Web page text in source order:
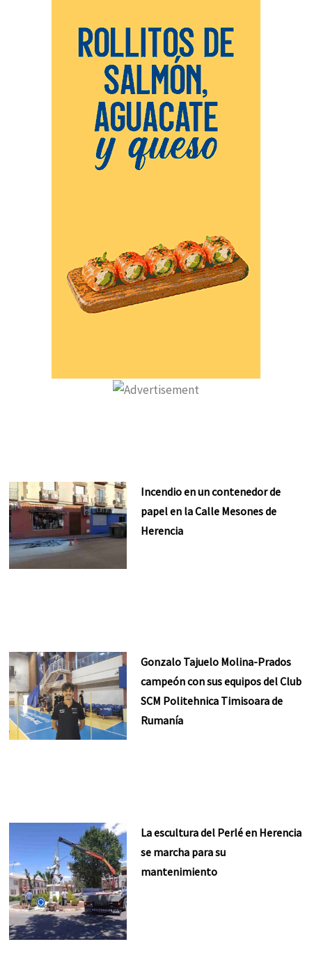
Incendio en un contenedor de
papel en la Calle Mesones de
Herencia
Gonzalo Tajuelo Molina-Prados
campeón con sus equipos del Club
SCM Politehnica Timisoara de
Rumanía
La escultura del Perlé en Herencia
se marcha para su
mantenimiento